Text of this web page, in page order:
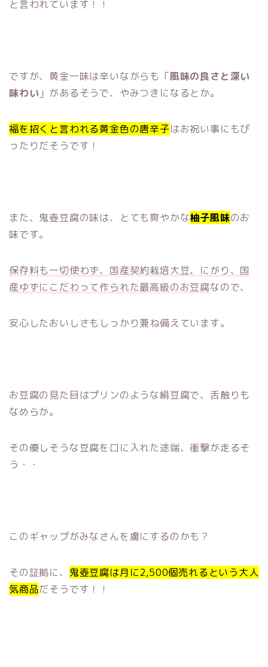
と言われています！！
ですが、黄金一味は辛いながらも「風味の良さと深い
味わい 」があるそうで、やみつきになるとか。
福を招くと言われる黄金色の唐辛子はお祝い事にもぴ
ったりだそうです！
また、鬼壺豆腐の味は、とても爽やかな柚子風味のお
味です。
保存料も一切使わず、国産契約栽培大豆、にがり、国
産ゆずにこだわって作られた最高級のお豆腐なので、
安心したおいしさもしっかり兼ね備えています。
お豆腐の見た目はプリンのような絹豆腐で、舌触りも
なめらか。
その優しそうな豆腐を口に入れた途端、衝撃が走るそ
う・・
このギャップがみなさんを虜にするのかも？
その証拠に、 鬼壺豆腐は月に2,500個売れるという大人
気商品だそうです！！